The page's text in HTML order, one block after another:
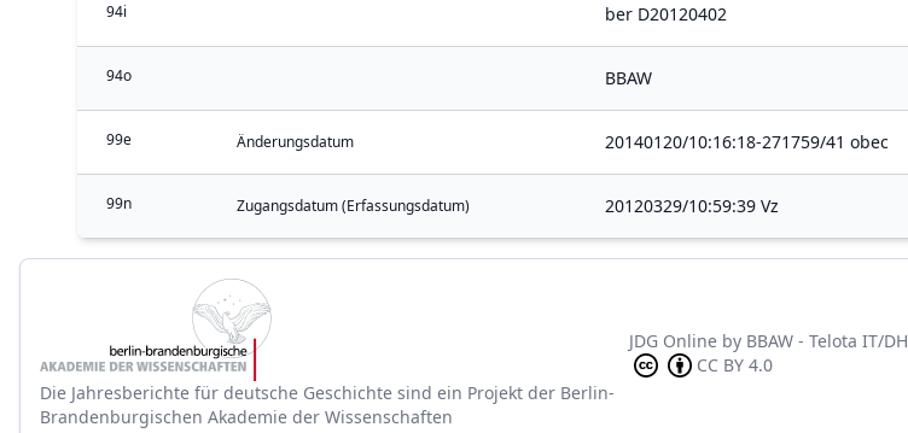
94i ber D20120402
94o BBAW
99e Änderungsdatum 20140120/10:16:18-271759/41 obec
99n Zugangsdatum (Erfassungsdatum) 20120329/10:59:39 Vz
Die Jahresberichte für deutsche Geschichte sind ein Projekt der Berlin-
Brandenburgischen Akademie der Wissenschaften
JDG Onlineby BBAW - Telota IT/DH
CC BY 4.0